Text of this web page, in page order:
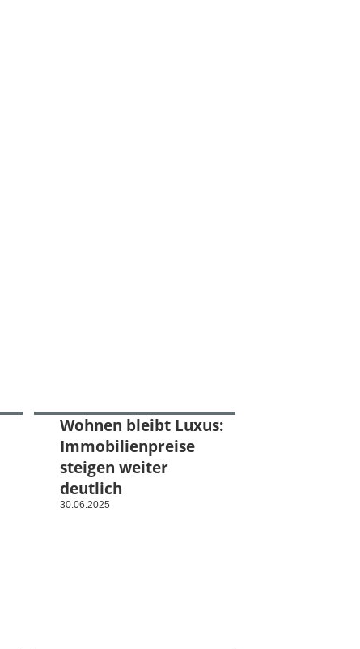
Wohnen bleibt Luxus:
Immobilienpreise
steigen weiter
deutlich
30.06.2025